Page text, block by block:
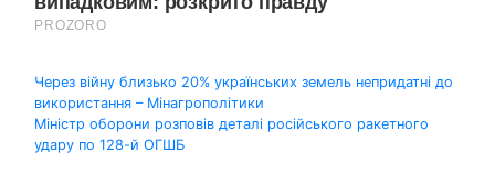
Навігація
записів
Через війну близько 20% українських земель непридатні до
використання – Мінагрополітики
Міністр оборони розповів деталі російського ракетного
удару по 128-й ОГШБ